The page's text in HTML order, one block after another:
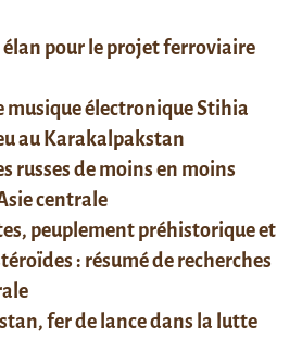
élan pour le projet ferroviaire
musique électronique Stihia
au Karakalpakstan
russes de moins en moins
centrale
peuplement préhistorique et
: résumé de recherches
fer de lance dans la lutte